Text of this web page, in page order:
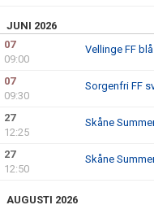
JUNI 2026
07
09:00
Vellinge FF
07
09:30
Sorgenfri FF
27
12:25
Skåne
27
12:50
Skåne
AUGUSTI 2026